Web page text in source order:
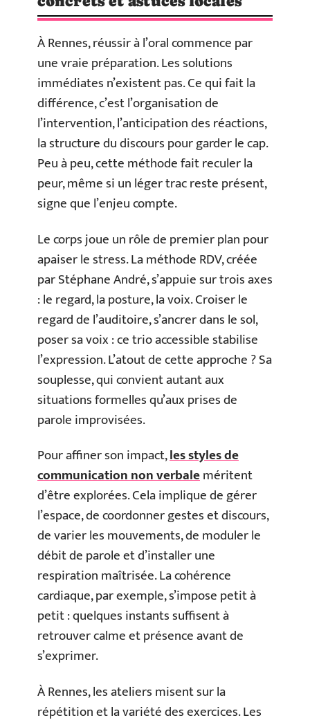
À Rennes, réussir à l’oral commence par
une vraie préparation. Les solutions
immédiates n’existent pas. Ce qui fait la
différence, c’est l’organisation de
l’intervention, l’anticipation des réactions,
la structure du discours pour garder le cap.
Peu à peu, cette méthode fait reculer la
peur, même si un léger trac reste présent,
signe que l’enjeu compte.
Le corps joue un rôle de premier plan pour
apaiser le stress. La méthode RDV, créée
par Stéphane André, s’appuie sur trois axes
: le regard, la posture, la voix. Croiser le
regard de l’auditoire, s’ancrer dans le sol,
poser sa voix : ce trio accessible stabilise
l’expression. L’atout de cette approche ? Sa
souplesse, qui convient autant aux
situations formelles qu’aux prises de
parole improvisées.
Pour affiner son impact,les styles de
communication non verbaleméritent
d’être explorées. Cela implique de gérer
l’espace, de coordonner gestes et discours,
de varier les mouvements, de moduler le
débit de parole et d’installer une
respiration maîtrisée. La cohérence
cardiaque, par exemple, s’impose petit à
petit : quelques instants suffisent à
retrouver calme et présence avant de
s’exprimer.
À Rennes, les ateliers misent sur la
répétition et la variété des exercices. Les